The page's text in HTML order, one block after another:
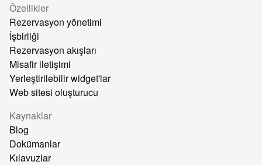
Özellikler
Rezervasyon yönetimi
İşbirliği
Rezervasyon akışları
Misafir iletişimi
Yerleştirilebilir widget'lar
Web sitesi oluşturucu
Kaynaklar
Blog
Dokümanlar
Kılavuzlar